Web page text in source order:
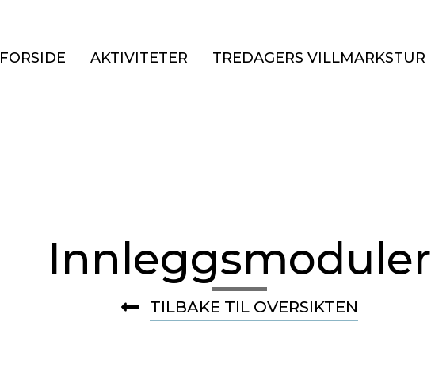
FORSIDE AKTIVITETER TREDAGERS VILLMARKSTUR
Innleggsmoduler
TILBAKE TIL OVERSIKTEN